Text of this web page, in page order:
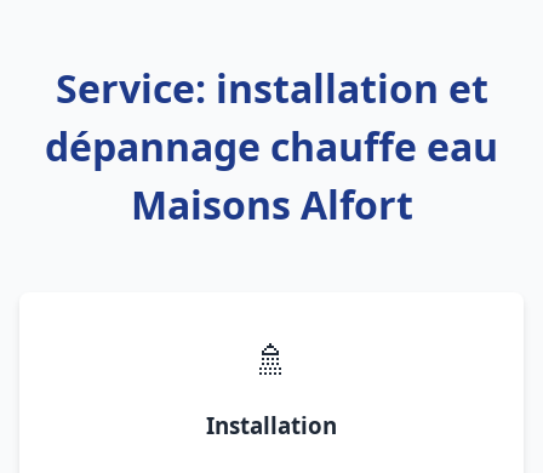
Service: installation et
dépannage chauffe eau
Maisons Alfort
🚿
Installation